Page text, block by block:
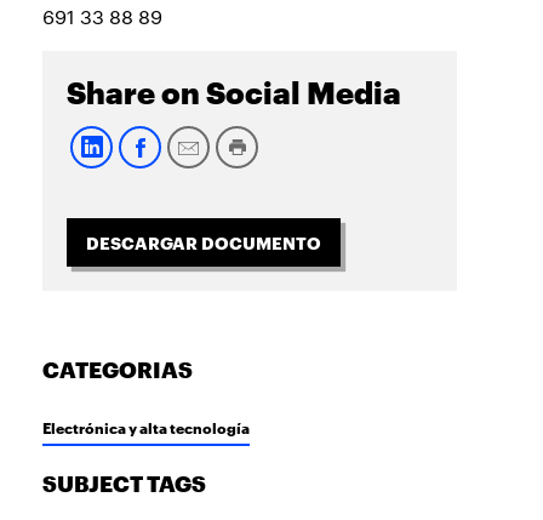
691 33 88 89
Share on Social Media
DESCARGAR DOCUMENTO
CATEGORIAS
Electrónica y alta tecnología
SUBJECT TAGS